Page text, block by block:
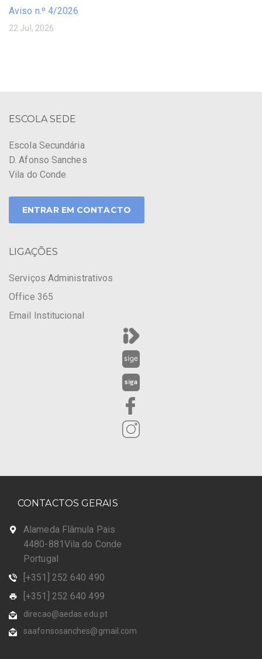
Aviso n.º 4/2026
22 Jul, 2026
ESCOLA SEDE
Escola Secundária
D. Afonso Sanches
Vila do Conde
ENTRAR EM CONTACTO
LIGAÇÕES
Serviços Administrativos
Office 365
Email Institucional
CONTACTOS GERAIS
Alameda Flâmula Pais
4480-881Vila do Conde
Portugal
[+351] 252 640 490
[+351] 252 640 499
direcao@aedas.edu.pt
saafonsosanches@gmail.com